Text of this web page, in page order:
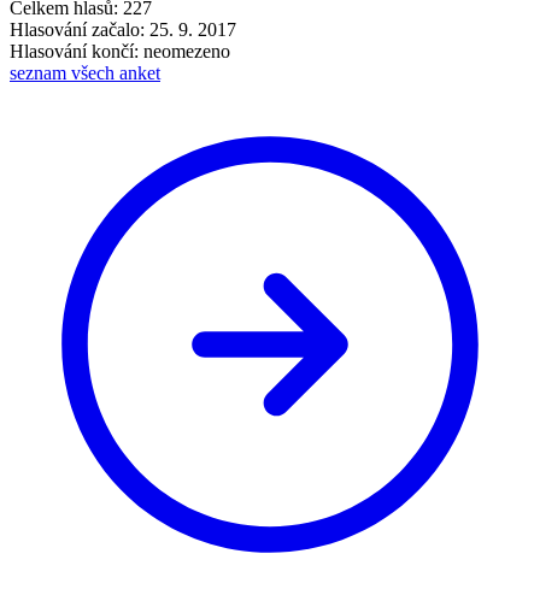
Celkem hlasů: 227
Hlasování začalo: 25. 9. 2017
Hlasování končí: neomezeno
seznam všech anket